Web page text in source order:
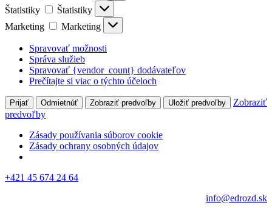
Štatistiky
Štatistiky
Marketing
Marketing
Spravovať možnosti
Správa služieb
Spravovať {vendor_count} dodávateľov
Prečítajte si viac o týchto účeloch
Prijať Odmietnúť Zobraziť predvoľby Uložiť predvoľby
Zobraziť
predvoľby
Zásady používania súborov cookie
Zásady ochrany osobných údajov
+421 45 674 24 64
info@edrozd.sk